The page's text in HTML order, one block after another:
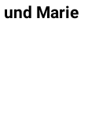
und Marie